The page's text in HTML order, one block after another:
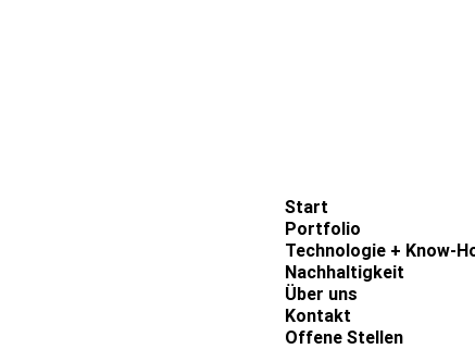
Start
Portfolio
Technologie + Know-
Nachhaltigkeit
Über uns
Kontakt
Offene Stellen